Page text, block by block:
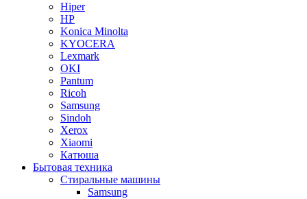
Hiper
HP
Konica Minolta
KYOCERA
Lexmark
OKI
Pantum
Ricoh
Samsung
Sindoh
Xerox
Xiaomi
Катюша
Бытовая техника
Стиральные машины
Samsung